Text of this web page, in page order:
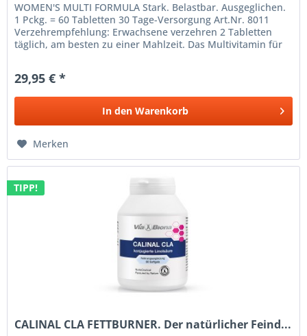
WOMEN'S MULTI FORMULA Stark. Belastbar. Ausgeglichen.
1 Pckg. = 60 Tabletten 30 Tage-Versorgung Art.Nr. 8011
Verzehrempfehlung: Erwachsene verzehren 2 Tabletten
täglich, am besten zu einer Mahlzeit. Das Multivitamin für
29,95 € *
In den Warenkorb
Merken
TIPP!
CALINAL CLA FETTBURNER. Der natürlicher Feind...